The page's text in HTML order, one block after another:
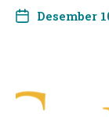
Desember